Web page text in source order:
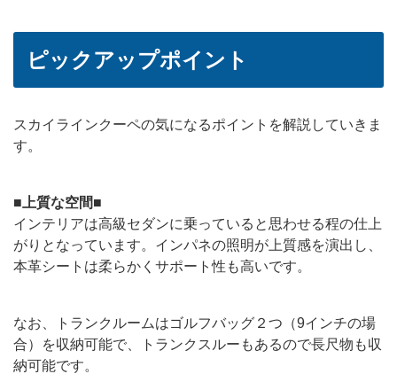
ピックアップポイント
スカイラインクーペの気になるポイントを解説していきま
す。
■上質な空間■
インテリアは高級セダンに乗っていると思わせる程の仕上
がりとなっています。インパネの照明が上質感を演出し、
本革シートは柔らかくサポート性も高いです。
なお、トランクルームはゴルフバッグ２つ（9インチの場
合）を収納可能で、トランクスルーもあるので長尺物も収
納可能です。